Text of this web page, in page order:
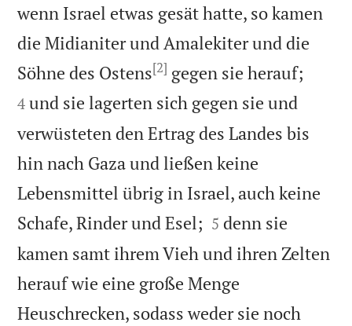
wenn Israel etwas gesät hatte, so kamen
die Midianiter und Amalekiter und die
Söhne des Ostens[2] gegen sie herauf;
4 und sie lagerten sich gegen sie und
verwüsteten den Ertrag des Landes bis
hin nach Gaza und ließen keine
Lebensmittel übrig in Israel, auch keine
Schafe, Rinder und Esel; 

5 denn sie
kamen samt ihrem Vieh und ihren Zelten
herauf wie eine große Menge
Heuschrecken, sodass weder sie noch